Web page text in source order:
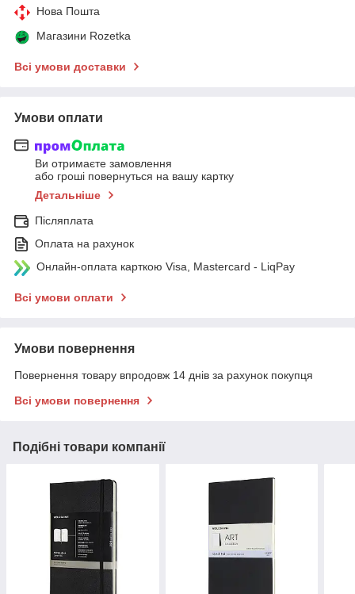
Нова Пошта
Магазини Rozetka
Всі умови доставки
Умови оплати
Ви отримаєте замовлення
або гроші повернуться на вашу картку
Детальніше
Післяплата
Оплата на рахунок
Онлайн-оплата карткою Visa, Mastercard - LiqPay
Всі умови оплати
Умови повернення
Повернення товару впродовж 14 днів за рахунок покупця
Всі умови повернення
Подібні товари компанії